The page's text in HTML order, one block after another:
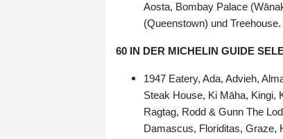
Aosta, Bombay Palace
(Queenstown) und Treehouse.
60 IN DER MICHELIN GUIDE
1947 Eatery, Ada, Advieh,
Steak House, Ki Māha, Kingi,
Ragtag, Rodd & Gunn The
Damascus, Floriditas, Graze,